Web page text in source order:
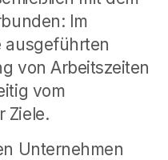
Im
ausgeführten
von Arbeitszeiten
vom
Ziele.
Unternehmen